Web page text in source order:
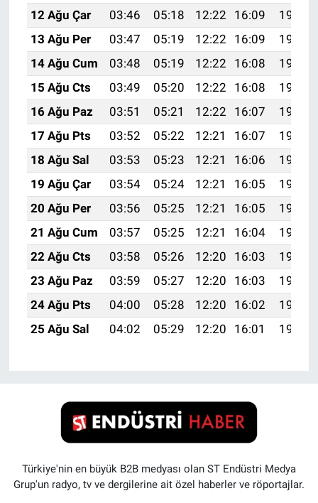
12 Ağu Çar
03:46 05:18 12:22 16:09
19:17
13 Ağu Per
03:47 05:19 12:22 16:09
19:16
14 Ağu Cum
03:48 05:19 12:22 16:08
19:15
15 Ağu Cts
03:49 05:20 12:22 16:08
19:14
16 Ağu Paz
03:51 05:21 12:22 16:07
19:12
17 Ağu Pts
03:52 05:22 12:21 16:07
19:11
18 Ağu Sal
03:53 05:23 12:21 16:06
19:10
19 Ağu Çar
03:54 05:24 12:21 16:05
19:08
20 Ağu Per
03:56 05:25 12:21 16:05
19:07
21 Ağu Cum
03:57 05:25 12:21 16:04
19:06
22 Ağu Cts
03:58 05:26 12:20 16:03
19:04
23 Ağu Paz
03:59 05:27 12:20 16:03
19:03
24 Ağu Pts
04:00 05:28 12:20 16:02
19:02
25 Ağu Sal
04:02 05:29 12:20 16:01 19:00
Türkiye'nin en büyük B2B medyası olan ST Endüstri Medya
Grup'un radyo, tv ve dergilerine ait özel haberler ve röportajlar.